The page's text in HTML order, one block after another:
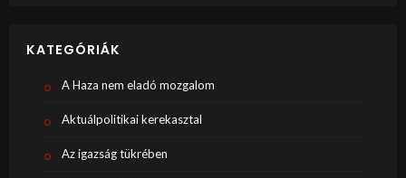
KATEGÓRIÁK
A Haza nem eladó mozgalom
Aktuálpolitikai kerekasztal
Az igazság tükrében